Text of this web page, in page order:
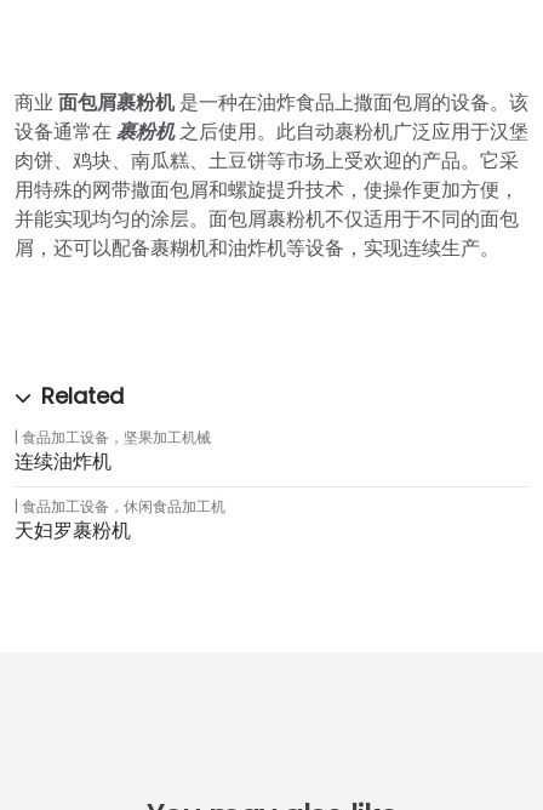
商业面包屑裹粉机是一种在油炸食品上撒面包屑的设备。该
设备通常在裹粉机之后使用。此自动裹粉机广泛应用于汉堡
肉饼、鸡块、南瓜糕、土豆饼等市场上受欢迎的产品。它采
用特殊的网带撒面包屑和螺旋提升技术，使操作更加方便，
并能实现均匀的涂层。面包屑裹粉机不仅适用于不同的面包
屑，还可以配备裹糊机和油炸机等设备，实现连续生产。
食品加工设备 ， 坚果加工机械
连续油炸机
食品加工设备 ， 休闲食品加工机
天妇罗裹粉机